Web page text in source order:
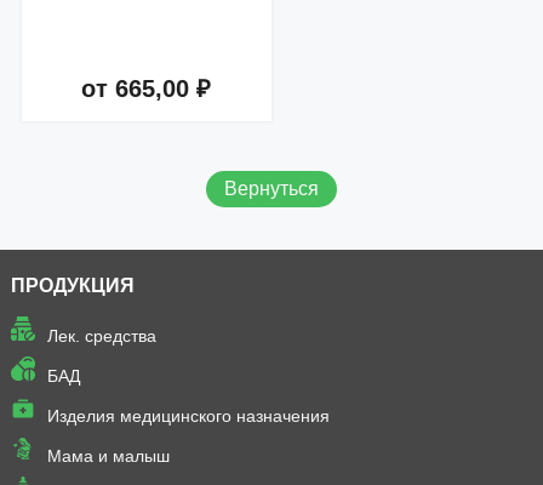
от 665,00 ₽
Вернуться
ПРОДУКЦИЯ
Лек. средства
БАД
Изделия медицинского назначения
Мама и малыш